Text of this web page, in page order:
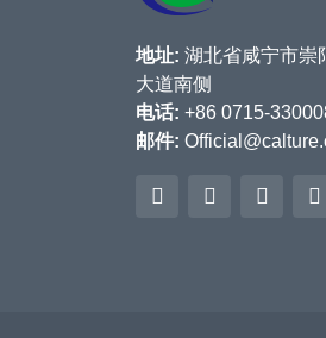
地址: 湖北省咸宁市崇
大道南侧
电话: +86 0715-
邮件: